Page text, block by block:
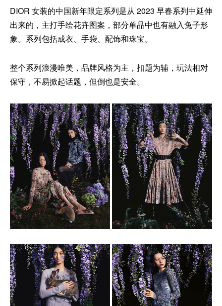
DIOR 女装的中国新年限定系列是从 2023 早春系列中延伸
出来的，主打手绘花卉图案，部分单品中也有融入兔子形
象。系列包括成衣、手袋、配饰和珠宝。
整个系列浪漫唯美，品牌风格为主，扣题为辅，玩法相对
保守，不易掀起话题，但倒也是安全。